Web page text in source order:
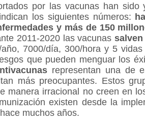
por las vacunas han sido
los siguientes números:
y más de 150
2011-2020 las vacunas
año, 7000/día, 300/hora y 5
que pueden menguar los
representan una de
más preocupantes. Estos
manera irracional no creen en
existen desde la
muchos años.